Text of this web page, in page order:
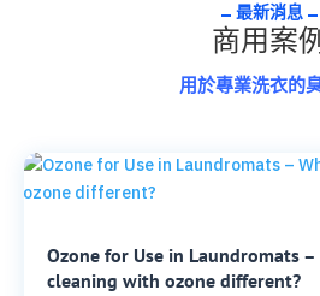
最新消息
商用案例
用於專業洗衣的
Ozone for Use in Laundromats
cleaning with ozone different?